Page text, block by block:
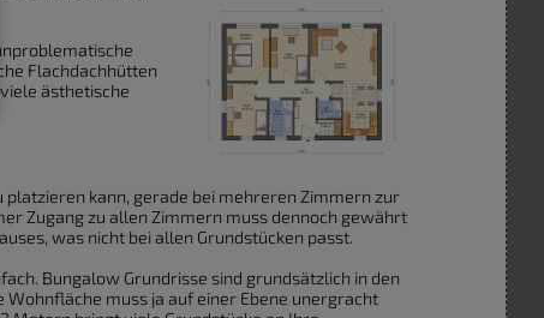
Flachdachhütten
ästhetische
platzieren kann, gerade bei mehreren Zimmern zur
Zugang zu allen Zimmern muss dennoch gewährt
was nicht bei allen Grundstücken passt.
Bungalow Grundrisse sind grundsätzlich in den
muss ja auf einer Ebene unergracht